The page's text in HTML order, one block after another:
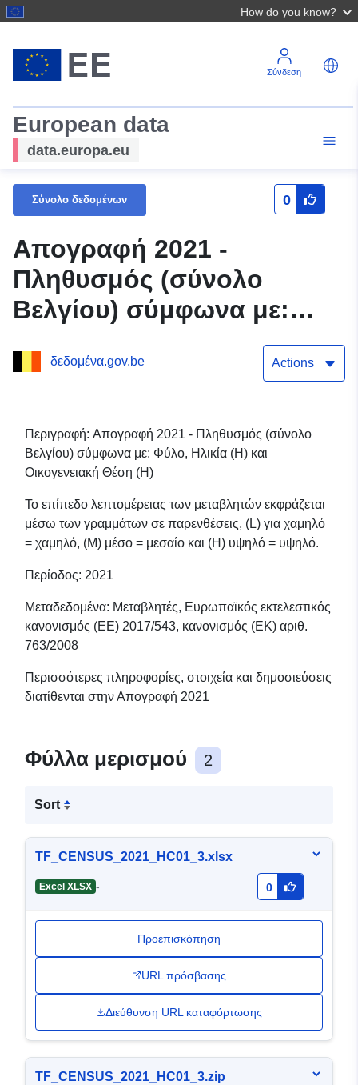
How do you know?
Σύνδεση
European data
data.europa.eu
Σύνολο δεδομένων 0
Απογραφή 2021 -
Πληθυσμός (σύνολο
Βελγίου) σύμφωνα με:
Οικογενειακή Θέση (Η)
δεδομένα.gov.be Actions
Περιγραφή: Απογραφή 2021 - Πληθυσμός (σύνολο
Βελγίου) σύμφωνα με: Φύλο, Ηλικία (Η) και
Οικογενειακή Θέση (Η)
Το επίπεδο λεπτομέρειας των μεταβλητών εκφράζεται
μέσω των γραμμάτων σε παρενθέσεις, (L) για χαμηλό
= χαμηλό, (M) μέσο = μεσαίο και (H) υψηλό = υψηλό.
Περίοδος: 2021
Μεταδεδομένα: Μεταβλητές, Ευρωπαϊκός εκτελεστικός
κανονισμός (ΕΕ) 2017/543, κανονισμός (ΕΚ) αριθ.
763/2008
Περισσότερες πληροφορίες, στοιχεία και δημοσιεύσεις
διατίθενται στην Απογραφή 2021
Φύλλα μερισμού 2
Sort
TF_CENSUS_2021_HC01_3.xlsx
Excel XLSX - 0
Προεπισκόπηση
URL πρόσβασης
Διεύθυνση URL καταφόρτωσης
TF_CENSUS_2021_HC01_3.zip